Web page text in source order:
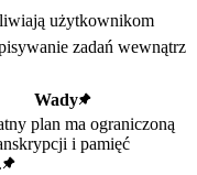
użytkownikom
zadań wewnątrz
Wady
plan ma ograniczoną
i pamięć